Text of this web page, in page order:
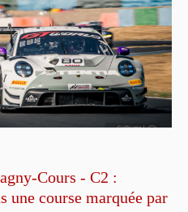
Cours - C2 :
une course marquée par